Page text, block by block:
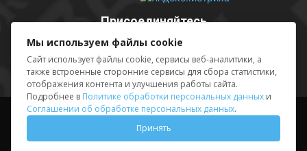
Присоединяйтесь
Выходные данные Sing in
© АМУ «Редакция газеты «Волжская правда», 2012-2026
Мы используем файлы cookie
Сайт использует файлы cookie, сервисы веб-аналитики, а
также встроенные сторонние сервисы для сбора статистики,
отображения контента и улучшения работы сайта.
Подробнее в Политике обработки персональных данных и
Соглашении об обработке персональных данных.
Принять